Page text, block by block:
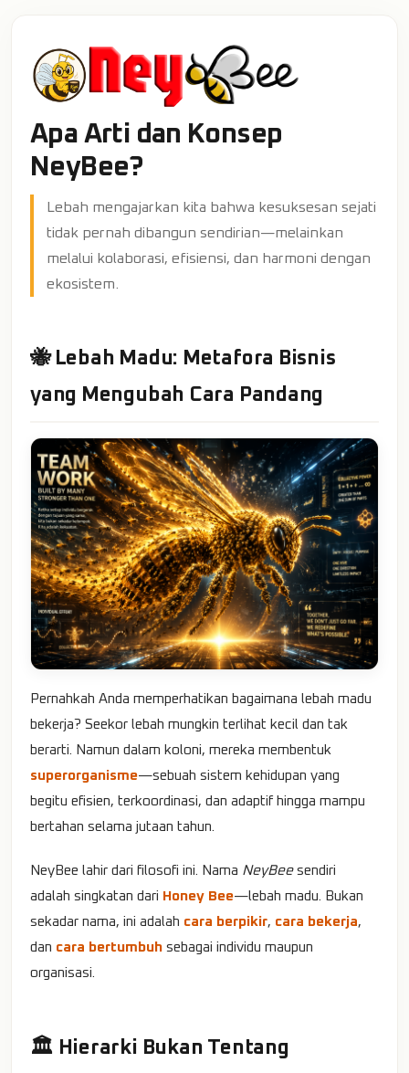
Apa Arti dan Konsep
NeyBee?
Lebah mengajarkan kita bahwa kesuksesan sejati
tidak pernah dibangun sendirian—melainkan
melalui kolaborasi, efisiensi, dan harmoni dengan
ekosistem.
🐝 Lebah Madu: Metafora Bisnis
yang Mengubah Cara Pandang
Pernahkah Anda memperhatikan bagaimana lebah madu
bekerja? Seekor lebah mungkin terlihat kecil dan tak
berarti. Namun dalam koloni, mereka membentuk
superorganisme—sebuah sistem kehidupan yang
begitu efisien, terkoordinasi, dan adaptif hingga mampu
bertahan selama jutaan tahun.
NeyBee lahir dari filosofi ini. Nama NeyBeesendiri
adalah singkatan dari Honey Bee—lebah madu. Bukan
sekadar nama, ini adalah cara berpikir, cara bekerja,
dan cara bertumbuh sebagai individu maupun
organisasi.
🏛️ Hierarki Bukan Tentang